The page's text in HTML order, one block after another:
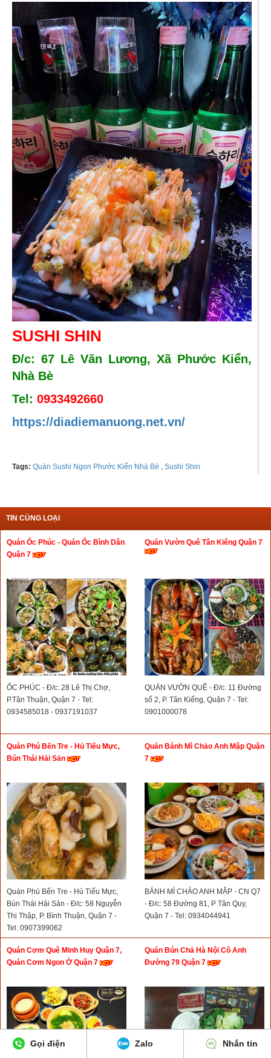
SUSHI SHIN
Đ/c: 67 Lê Văn Lương, Xã Phước Kiển,
Nhà Bè
Tel: 0933492660
https://diadiemanuong.net.vn/
Tags: Quán Sushi Ngon Phước Kiển Nhà Bè , Sushi Shin
TIN CÙNG LOẠI
Quán Ốc Phúc - Quán Ốc Bình Dân
Quận 7
ỐC PHÚC - Đ/c: 28 Lê Thị Chợ,
P.Tân Thuận, Quận 7 - Tel:
0934585018 - 0937191037
Quán Vườn Quê Tân Kiểng Quận 7
QUÁN VƯỜN QUÊ - Đ/c: 11 Đường
số 2, P. Tân Kiểng, Quận 7 - Tel:
0901000078
Quán Phú Bến Tre - Hủ Tiếu Mực,
Bún Thái Hải Sản
Quán Phú Bến Tre - Hủ Tiếu Mực,
Bún Thái Hải Sản - Đ/c: 58 Nguyễn
Thị Thập, P. Bình Thuận, Quận 7 -
Tel: 0907399062
Quán Bánh Mì Chảo Anh Mập Quận
7
BÁNH MÌ CHẢO ANH MẬP - CN Q7
- Đ/c: 58 Đường 81, P Tân Quy,
Quận 7 - Tel: 0934044941
Quán Cơm Quê Minh Huy Quận 7,
Quán Cơm Ngon Ở Quận 7
Quán Bún Chả Hà Nội Cô Anh
Đường 79 Quận 7
Gọi điện Zalo Nhắn tin